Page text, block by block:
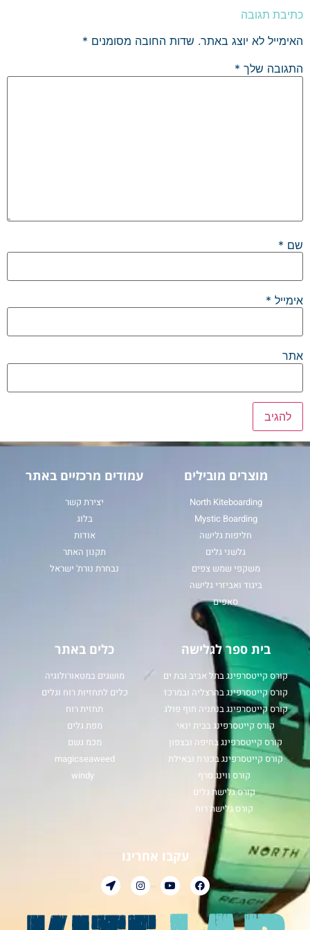
כתיבת תגובה
האימייל לא יוצג באתר. שדות החובה מסומנים *
התגובה שלך *
שם *
אימייל *
אתר
מוצרים מובילים
North Kiteboarding
Mystic Boarding
חליפות גלישה
גלשני גלים
משקפי שמש צפים
ביגוד ואביזרי גלישה
סאפים
עמודים מרכזיים באתר
יצירת קשר
בלוג
אודות
תקנון האתר
נבחרת נורת' ישראל
בית ספר לגלישה
קורס קייטסרפינג בתל אביב ובת ים
קורס קייטסרפינג בהרצליה ובמרכז
קורס קייטסרפינג בנתניה חוף פולג
קורס קייטסרפינג בבית ינאי
קורס קייטסרפינג בחיפה ובצפון
קורס קייטסרפינג בכנרת ובאילת
קורס ווינג סרף
קורס גלישת גלים
קורס גלישת רוח
כלים באתר
מושגים במטאורולוגיה
כלים לתחזיות רוח וגלים
תחזית רוח
מפת גלים
מכמ גשם
magicseaweed
windy
עקבו אחרינו